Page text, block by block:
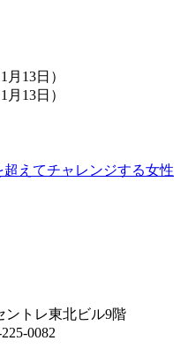
13日）
13日）
えてチャレンジする女性
ントレ東北ビル9階
0082